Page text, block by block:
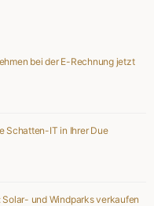
bei der E-Rechnung jetzt
Schatten-IT in Ihrer Due
Solar- und Windparks verkaufen